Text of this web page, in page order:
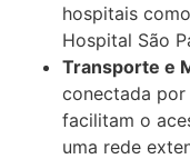
hospitais
Hospital São
Transporte e
conectada por
facilitam o
uma rede